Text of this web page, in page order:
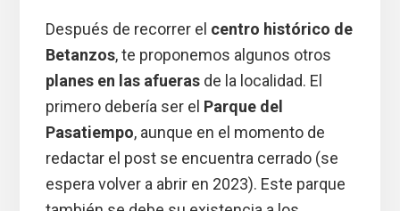
Después de recorrer el centro histórico de
Betanzos, te proponemos algunos otros
planes en las afuerasde la localidad. El
primero debería ser el Parque del
Pasatiempo, aunque en el momento de
redactar el post se encuentra cerrado (se
espera volver a abrir en 2023). Este parque